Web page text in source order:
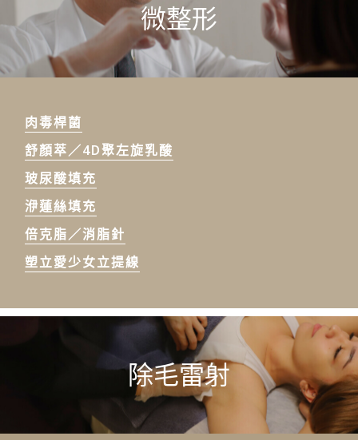
微整形
肉毒桿菌
舒顏萃／4D聚左旋乳酸
玻尿酸填充
洢蓮絲填充
倍克脂／消脂針
塑立愛少女立提線
除毛雷射